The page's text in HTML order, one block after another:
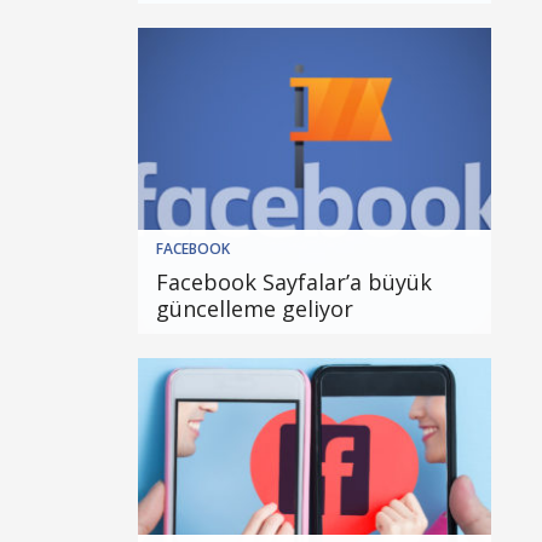
FACEBOOK
Facebook Sayfalar’a büyük
güncelleme geliyor